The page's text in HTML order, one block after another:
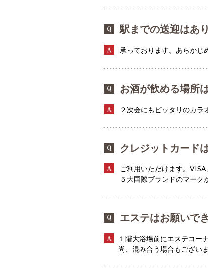
駅までの送迎はあ
承っております。あらかじ
お酒が飲める場所
２次会にもピッタリのカラ
クレジットカード
ご利用いただけます。
５大国際ブランドのマーク
エステはお願いで
１階大浴場前にエステコー
尚、混み合う場合もござい